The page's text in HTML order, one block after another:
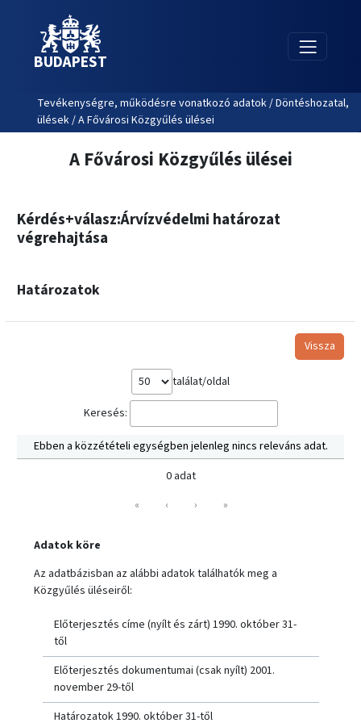
BUDAPEST
Tevékenységre, működésre vonatkozó adatok / Döntéshozatal,
ülések / A Fővárosi Közgyűlés ülései
A Fővárosi Közgyűlés ülései
Kérdés+válasz:Árvízvédelmi határozat
végrehajtása
Határozatok
Vissza
találat/oldal
Keresés:
Ebben a közzétételi egységben jelenleg nincs releváns adat.
0 adat
«
‹ › »
Adatok köre
Az adatbázisban az alábbi adatok találhatók meg a
Közgyűlés üléseiről:
Előterjesztés címe (nyílt és zárt) 1990. október 31-
től
Előterjesztés dokumentumai (csak nyílt) 2001.
november 29-től
Határozatok 1990. október 31-től